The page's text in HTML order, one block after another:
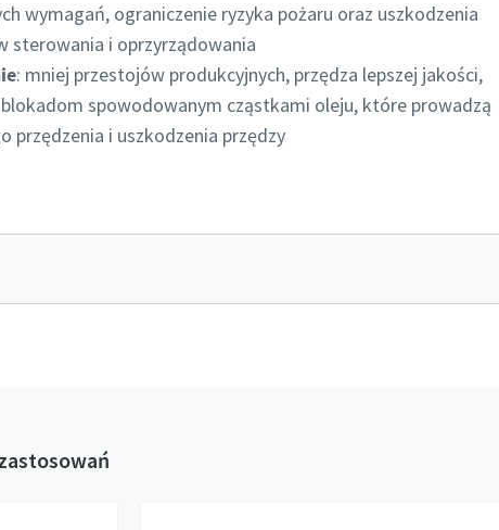
wymagań, ograniczenie ryzyka pożaru oraz uszkodzenia
sterowania i oprzyrządowania
: mniej przestojów produkcyjnych, przędza lepszej jakości,
spowodowanym cząstkami oleju, które prowadzą
przędzenia i uszkodzenia przędzy